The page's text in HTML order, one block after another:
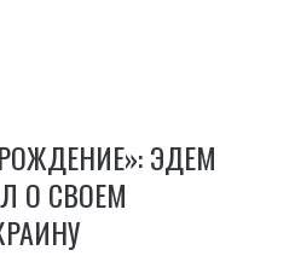
ЭДЕМ
О СВОЕМ